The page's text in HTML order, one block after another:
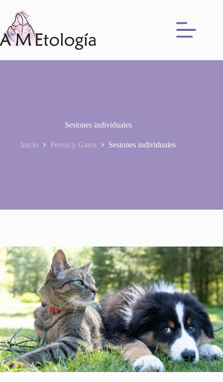
contenido
Sesiones individuales
Inicio Perros y Gatos Sesiones individuales